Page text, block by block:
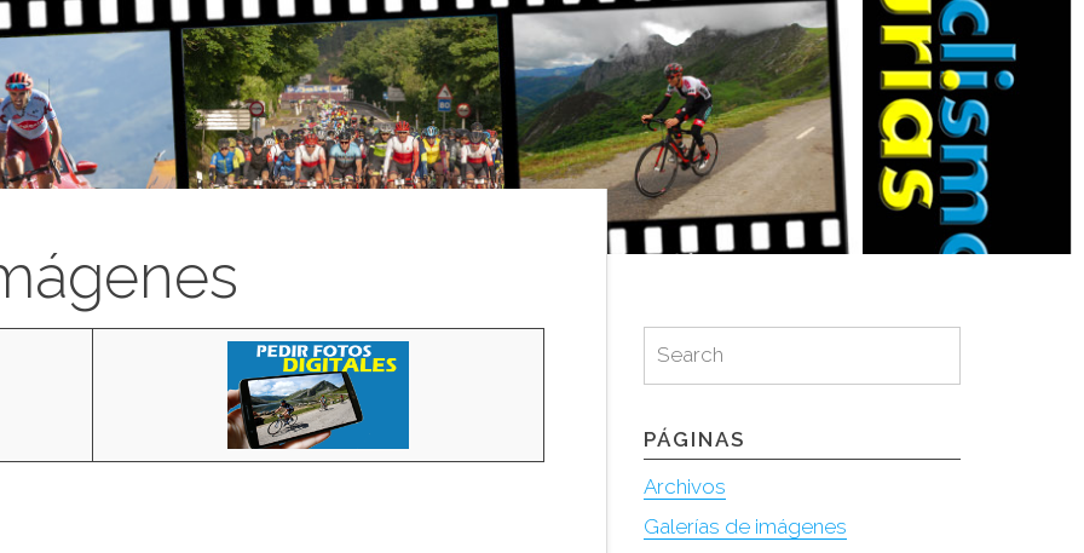
for:
Search
PÁGINAS
Archivos
Galerías de imágenes